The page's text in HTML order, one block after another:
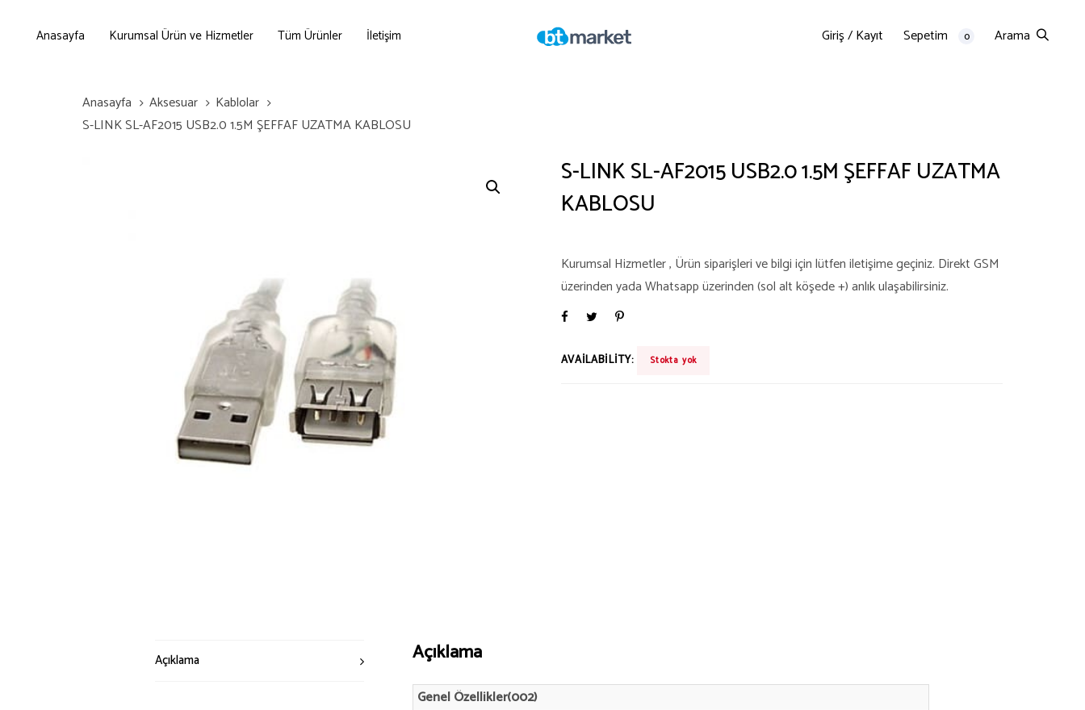
Anasayfa Kurumsal Ürün ve Hizmetler Tüm Ürünler İletişim Giriş / Kayıt Sepetim 0 Arama
Anasayfa Aksesuar
Kablolar
S-LINK SL-AF2015 USB2.0 1.5M ŞEFFAF UZATMA KABLOSU
S-LINK SL-AF2015 USB2.0 1.5M ŞEFFAF UZATMA
KABLOSU
Kurumsal Hizmetler , Ürün siparişleri ve bilgi için lütfen iletişime geçiniz. Direkt GSM
üzerinden yada Whatsapp üzerinden (sol alt köşede +) anlık ulaşabilirsiniz.
AVAILABILITY: Stokta yok
Açıklama Açıklama
Genel Özellikler(002)